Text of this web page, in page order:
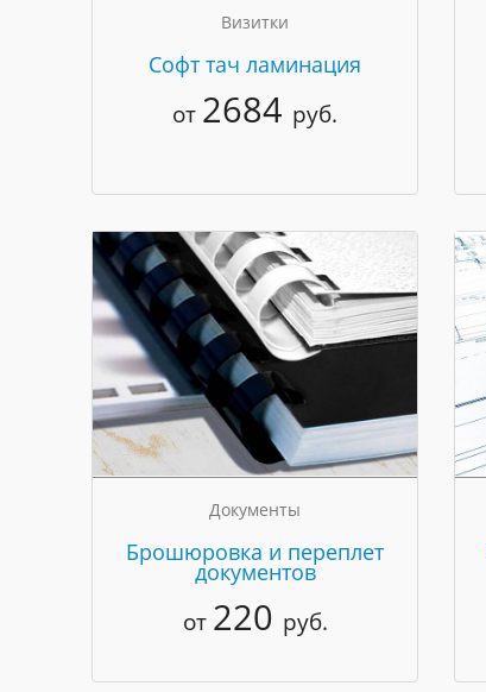
Визитки
Cофт тач ламинация
от 2684 руб.
Документы
Брошюровка и переплет
документов
от 220 руб.